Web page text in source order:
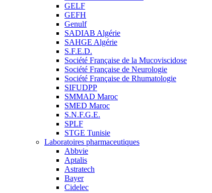
GELF
GEFH
Genulf
SADIAB Algérie
SAHGE Algérie
S.F.E.D.
Société Française de la Mucoviscidose
Société Française de Neurologie
Société Française de Rhumatologie
SIFUDPP
SMMAD Maroc
SMED Maroc
S.N.F.G.E.
SPLF
STGE Tunisie
Laboratoires pharmaceutiques
Abbvie
Aptalis
Astratech
Bayer
Cidelec